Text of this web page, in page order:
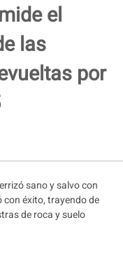
el
las
por
sano y salvo con
éxito, trayendo de
de roca y suelo